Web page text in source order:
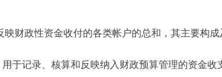
政性资金收付的各类帐户的总和，其主要构成
记录、核算和反映纳入财政预算管理的资金收